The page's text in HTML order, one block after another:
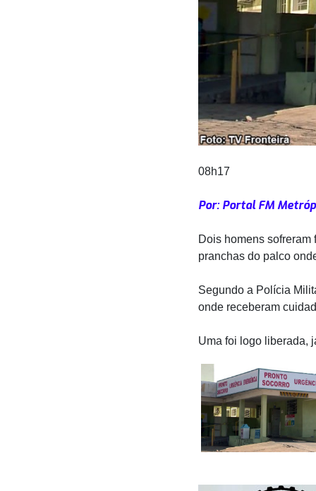
08h17
Por: Portal FM
Dois homens
pranchas do palco
Segundo a Polícia
onde receberam
Uma foi logo liberada,